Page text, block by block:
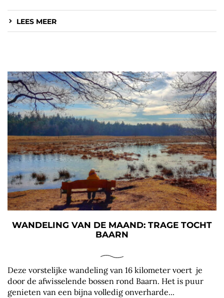
LEES MEER
WANDELING VAN DE MAAND: TRAGE TOCHT
BAARN
Deze vorstelijke wandeling van 16 kilometer voert je
door de afwisselende bossen rond Baarn. Het is puur
genieten van een bijna volledig onverharde...